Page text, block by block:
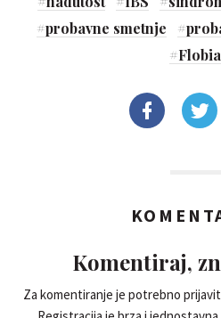
#probavne smetnje #
#
Komentiraj,
Za komentiranje je potrebno